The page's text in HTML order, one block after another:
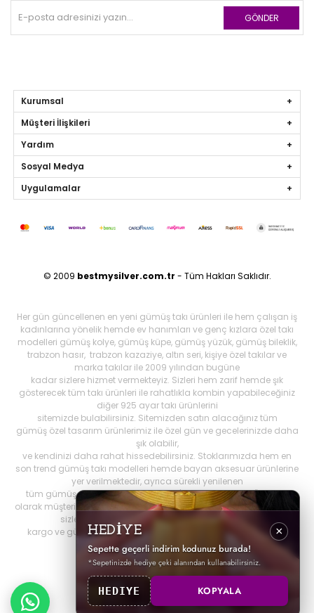
GÖNDER
Kurumsal
Müşteri İlişkileri
Yardım
Sosyal Medya
Uygulamalar
© 2009 bestmysilver.com.tr - Tüm Hakları Saklıdır.
Her gün güncellenen en yeni gümüş takı ürünleri ile hem çalışan iş
kadınlarına yönelik hemde ev hanımları ve genç kızlara özel takı
modelleri gümüş kolye, gümüş küpe, gümüş yüzük, gümüş bileklik,
trabzon hasır, trabzon kazaziye, altın seri, kişiye özel takılar ve
marka takılar ile 2009 yılından bugüne
kadar sizlere hizmet vermekteyiz. Sizleri hem zarif hemde şık
gösterecek tüm takı ürünleri ile rahatlıkla kombin yapabileceğiniz
diğer 925 ayar takı ürünlerini
sitemizde bulabilirsiniz. Sitemizden satın alacağınız tüm
gümüş özel tasarım ürünlerimiz ile özel gün ve gecelerinizde daha
şık olabilir,
ve kendinizi daha rahat hissedebilirsiniz. Stoklarımızda hem en
son trend gümüş takı modelleri hemde bayan aksesuar ürünlerine
yer verilmektedir, ayrıca sürekli yenilenen
tüm gümüş ürünlerini Best My Silrver'da bulabilirsiniz. Öncelikli
olarak müşteri memnuniyetini ön planda tutanbestmysilver.com.tr
sizlere daha iyi hizmet sunabilmek adına hızlı
kargo ve güvenilir alışverişi birinci öncelik olarak görmektedir.
HEDİYE
Sepette geçerli indirim kodunuz burada!
*Sepetinizde hediye çeki alanından kullanabilirsiniz.
×
HEDIYE KOPYALA